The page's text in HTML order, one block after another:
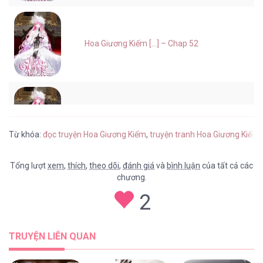
Hoa Giương Kiếm [...] – Chap 52
Hoa Giương Kiếm [...] – Chap 50
Từ khóa: đọc truyện Hoa Giương Kiếm, truyện tranh Hoa Giương
Tổng lượtxem, thích, theo dõi, đánh giá và bình luận của tất cả các
chương.
2
TRUYỆN LIÊN QUAN